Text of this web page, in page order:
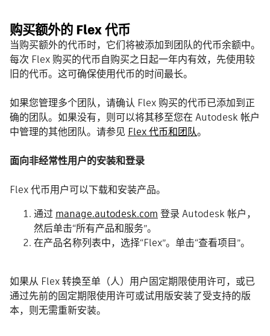
购买额外的 Flex 代币
当购买额外的代币时，它们将被添加到团队的代币余额中。
每次 Flex 购买的代币自购买之日起一年内有效，先使用较
旧的代币。这可确保使用代币的时间最长。
如果您管理多个团队，请确认 Flex 购买的代币已添加到正
确的团队。如果没有，则可以将其移至您在 Autodesk 帐户
中管理的其他团队。请参见 Flex 代币和团队。
面向非经常性用户的安装和登录
Flex 代币用户可以下载和安装产品。
通过 manage.autodesk.com 登录 Autodesk 帐户，
然后单击“所有产品和服务”。
在产品名称列表中，选择“Flex”。单击“查看项目”。
如果从 Flex 转换至单（人）用户固定期限使用许可，或已
通过先前的固定期限使用许可或试用版安装了受支持的版
本，则无需重新安装。